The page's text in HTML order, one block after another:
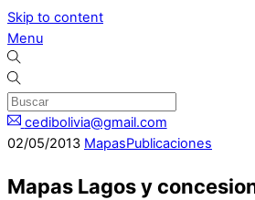
Skip to content
Menu
cedibolivia@gmail.com
02/05/2013 MapasPublicaciones
Mapas Lagos y